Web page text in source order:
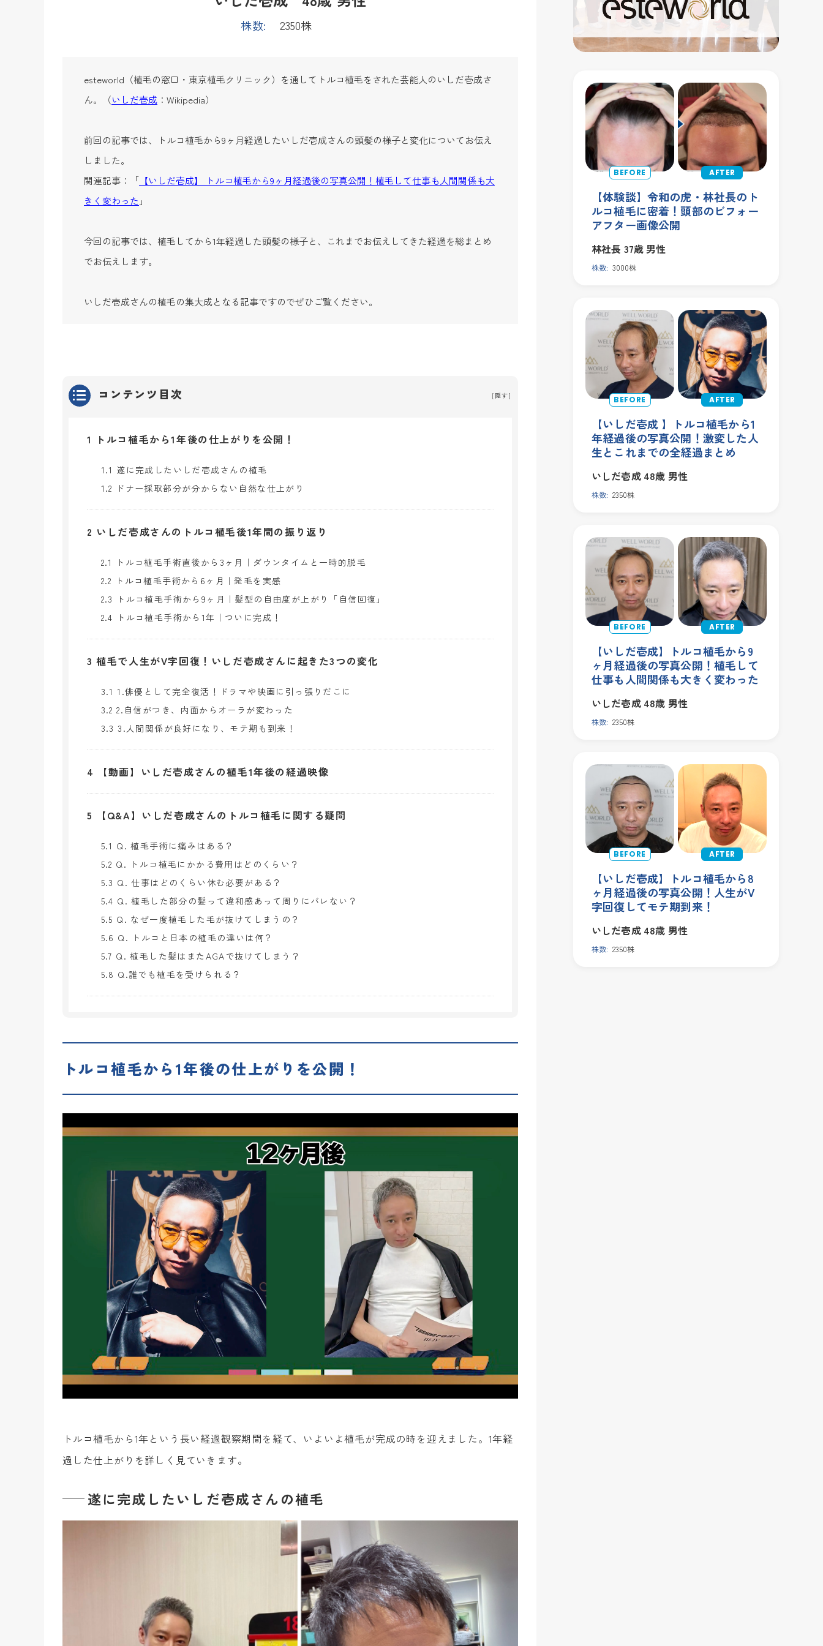
株数: 2350株
esteworld（植毛の窓口・東京植毛クリニック）を通してトルコ植毛をされた芸能人のいしだ壱成さ
ん。（いしだ壱成 ：Wikipedia）
前回の記事では、トルコ植毛から9ヶ月経過したいしだ壱成さんの頭髪の様子と変化についてお伝え
しました。
関連記事：「 【いしだ壱成】 トルコ植毛から9ヶ月経過後の写真公開！植毛して仕事も人間関係も大
きく変わった 」
今回の記事では、植毛してから1年経過した頭髪の様子と、これまでお伝えしてきた経過を総まとめ
でお伝えします。
いしだ壱成さんの植毛の集大成となる記事ですのでぜひご覧ください。
コンテンツ目次 [ 隠す]
1 トルコ植毛から1年後の仕上がりを公開！
1.1 遂に完成したいしだ壱成さんの植毛
1.2 ドナー採取部分が分からない自然な仕上がり
2 いしだ壱成さんのトルコ植毛後1年間の振り返り
2.1
トルコ植毛手術直後から3ヶ月｜ダウンタイムと一時的脱毛
2.2 トルコ植毛手術から6ヶ月｜発毛を実感
2.3
トルコ植毛手術から9ヶ月｜髪型の自由度が上がり「自信回復」
2.4 トルコ植毛手術から1年｜ついに完成！
3 植毛で人生がV字回復！いしだ壱成さんに起きた3つの変化
3.1 1.俳優として完全復活！ドラマや映画に引っ張りだこに
3.2 2.自信がつき、内面からオーラが変わった
3.3 3.人間関係が良好になり、モテ期も到来！
4 【動画】いしだ壱成さんの植毛1年後の経過映像
5 【Q&A】いしだ壱成さんのトルコ植毛に関する疑問
5.1 Q. 植毛手術に痛みはある？
5.2 Q. トルコ植毛にかかる費用はどのくらい？
5.3 Q. 仕事はどのくらい休む必要がある？
5.4 Q. 植毛した部分の髪って違和感あって周りにバレない？
5.5 Q. なぜ一度植毛した毛が抜けてしまうの？
5.6 Q. トルコと日本の植毛の違いは何？
5.7 Q. 植毛した髪はまたAGAで抜けてしまう？
5.8 Q.誰でも植毛を受けられる？
トルコ植毛から1年後の仕上がりを公開！
トルコ植毛から1年という長い経過観察期間を経て、いよいよ植毛が完成の時を迎えました。1年経
過した仕上がりを詳しく見ていきます。
遂に完成したいしだ壱成さんの植毛
【体験談】令和の虎・林社長のト
ルコ植毛に密着！頭部のビフォー
アフター画像公開
林社長 37歳男性
株数: 3000株
【いしだ壱成 】トルコ植毛から1
年経過後の写真公開！激変した人
生とこれまでの全経過まとめ
いしだ壱成 48歳 男性
株数: 2350株
【いしだ壱成】トルコ植毛から9
ヶ月経過後の写真公開！植毛して
仕事も人間関係も大きく変わった
いしだ壱成 48歳 男性
株数: 2350株
【いしだ壱成】トルコ植毛から8
ヶ月経過後の写真公開！人生がV
字回復してモテ期到来！
いしだ壱成 48歳 男性
株数: 2350株